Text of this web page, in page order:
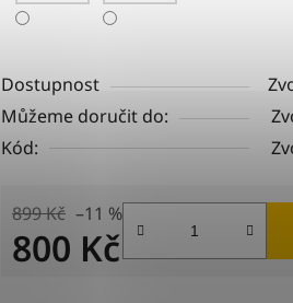
Dostupnost
Můžeme doručit do:
Kód:
899 Kč –11 %
800 Kč